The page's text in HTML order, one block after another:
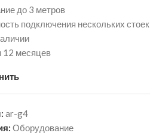
до 3 метров
подключения нескольких стоек
12 месяцев
ar-g4
Оборудование